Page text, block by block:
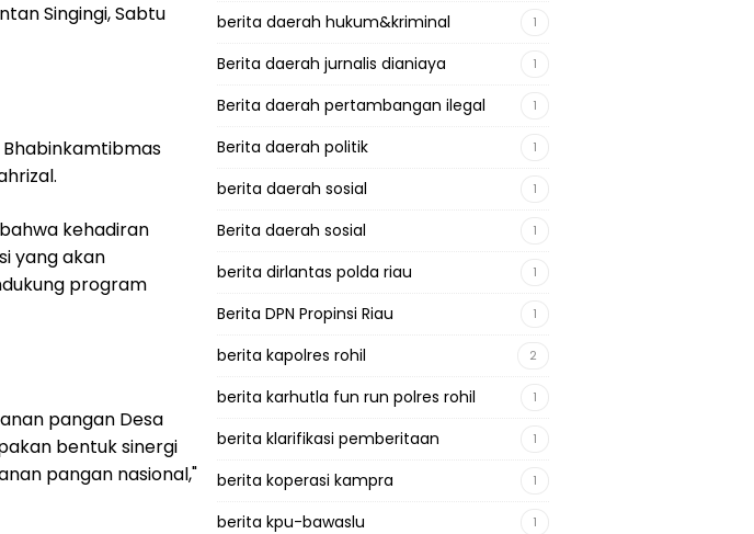
Singingi, Sabtu
Bhabinkamtibmas
kehadiran
yang akan
program
pangan Desa
bentuk sinergi
pangan nasional,"
berita daerah hukum&kriminal 1
Berita daerah jurnalis dianiaya 1
Berita daerah pertambangan ilegal 1
Berita daerah politik 1
berita daerah sosial 1
Berita daerah sosial 1
berita dirlantas polda riau 1
Berita DPN Propinsi Riau 1
berita kapolres rohil 2
berita karhutla fun run polres rohil 1
berita klarifikasi pemberitaan 1
berita koperasi kampra 1
berita kpu-bawaslu 1